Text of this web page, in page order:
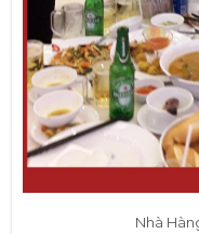
Nhà